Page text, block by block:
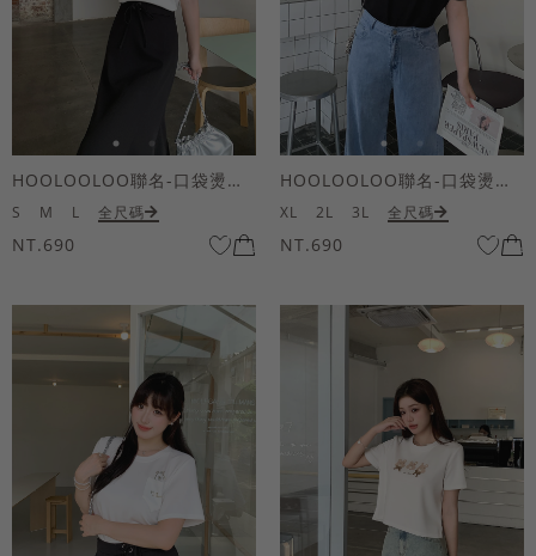
HOOLOOLOO聯名-口袋燙金KUKU熊短袖上衣
S M L 全尺碼
NT.690
HOOLOOLOO聯名-口袋燙金KUKU熊短袖上衣
XL 2L 3L 全尺碼
NT.690